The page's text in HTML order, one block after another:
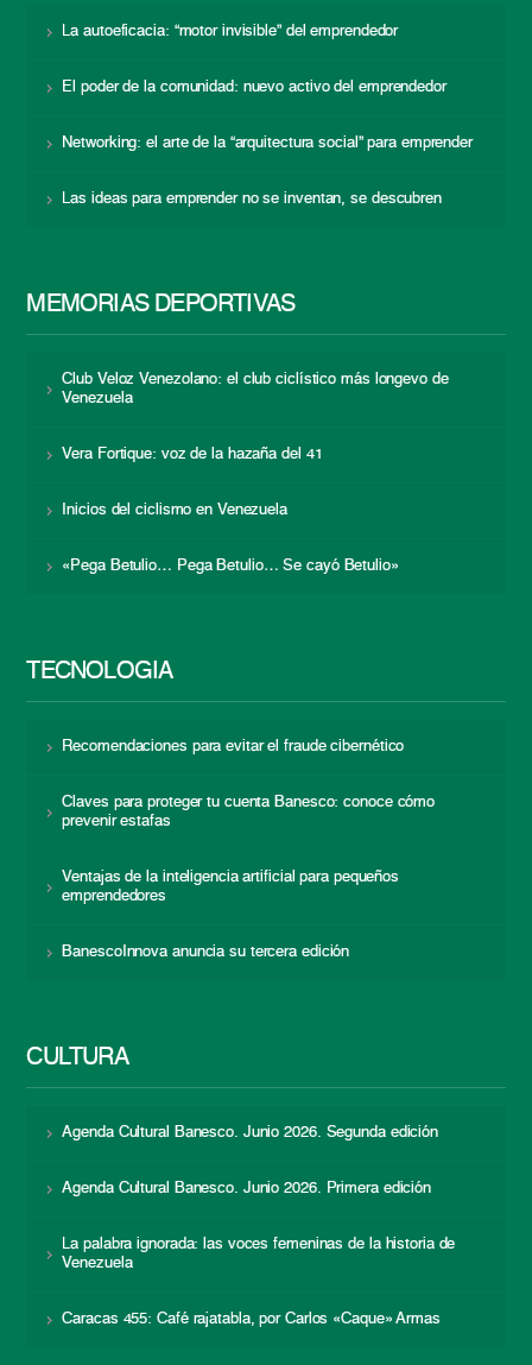
La autoeficacia: “motor invisible” del emprendedor
El poder de la comunidad: nuevo activo del emprendedor
Networking: el arte de la “arquitectura social” para emprender
Las ideas para emprender no se inventan, se descubren
MEMORIAS DEPORTIVAS
Club Veloz Venezolano: el club ciclístico más longevo de
Venezuela
Vera Fortique: voz de la hazaña del 41
Inicios del ciclismo en Venezuela
«Pega Betulio… Pega Betulio… Se cayó Betulio»
TECNOLOGÍA
Recomendaciones para evitar el fraude cibernético
Claves para proteger tu cuenta Banesco: conoce cómo
prevenir estafas
Ventajas de la inteligencia artificial para pequeños
emprendedores
BanescoInnova anuncia su tercera edición
CULTURA
Agenda Cultural Banesco. Junio 2026. Segunda edición
Agenda Cultural Banesco. Junio 2026. Primera edición
La palabra ignorada: las voces femeninas de la historia de
Venezuela
Caracas 455: Café rajatabla, por Carlos «Caque» Armas